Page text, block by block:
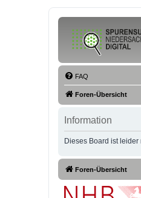
FAQ
Foren-Übersicht
Information
Dieses Board ist
Foren-Übersicht